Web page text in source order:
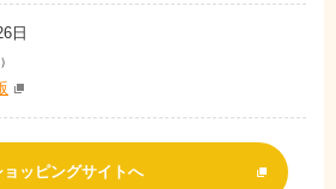
日
ョッピングサイトへ